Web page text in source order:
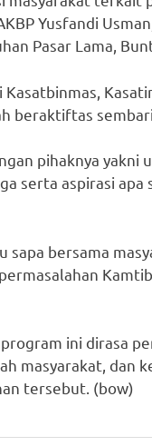
Yusfandi
Pasar Lama,
beraktiftas
pihaknya
serta aspirasi
bersama
ini dirasa
masyarakat, dan
tersebut. (bow)